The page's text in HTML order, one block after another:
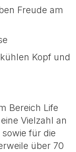
Freude am
Kopf und
Bereich Life
Vielzahl an
für die
über 70